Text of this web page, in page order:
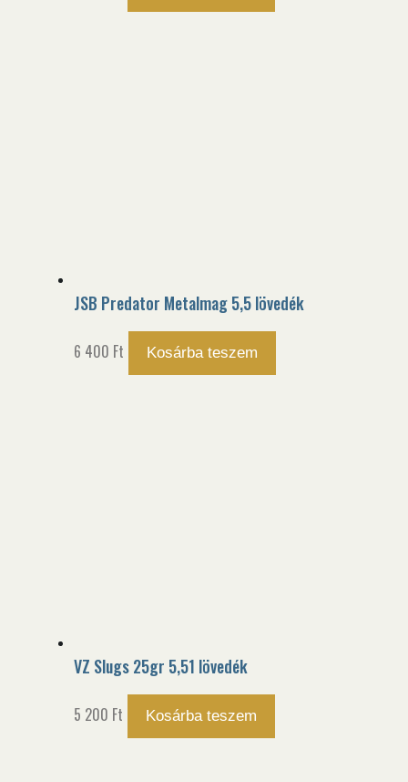
JSB Predator Metalmag 5,5 lövedék
6 400 Ft Kosárba teszem
VZ Slugs 25gr 5,51 lövedék
5 200 Ft Kosárba teszem